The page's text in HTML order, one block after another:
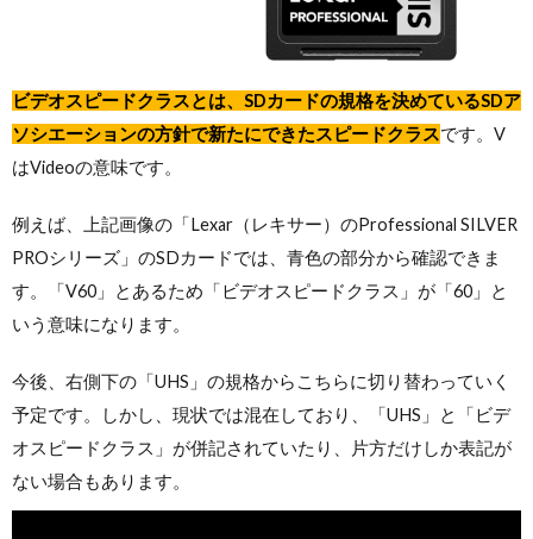
ビデオスピードクラスとは、SDカードの規格を決めているSDア
ソシエーションの方針で新たにできたスピードクラスです。V
はVideoの意味です。
例えば、上記画像の「Lexar（レキサー）のProfessional SILVER
PROシリーズ」のSDカードでは、青色の部分から確認できま
す。「V60」とあるため「ビデオスピードクラス」が「60」と
いう意味になります。
今後、右側下の「UHS」の規格からこちらに切り替わっていく
予定です。しかし、現状では混在しており、「UHS」と「ビデ
オスピードクラス」が併記されていたり、片方だけしか表記が
ない場合もあります。